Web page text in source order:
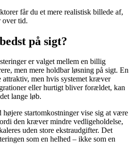
får du et mere realistisk billede af,
over tid.
på sigt?
er valget mellem en billig
men mere holdbar løsning på sigt. En
men hvis systemet kræver
eller hurtigt bliver forældet, kan
lange løb.
startomkostninger vise sig at være
den kræver mindre vedligeholdelse,
uden store ekstraudgifter. Det
som en helhed – ikke som en